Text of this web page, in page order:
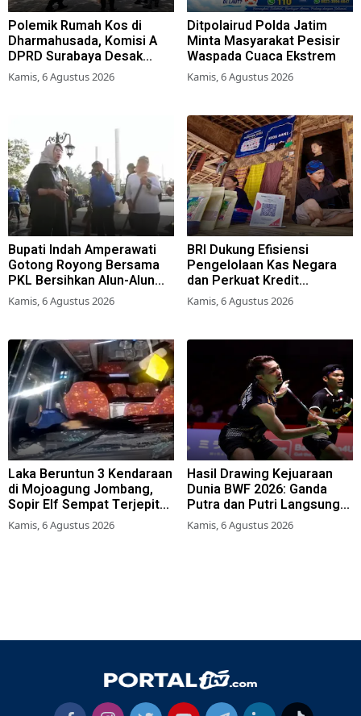
Polemik Rumah Kos di
Dharmahusada, Komisi A
DPRD Surabaya Desak
Pemkot Terbitkan Perwali
Perda Hunian Layak
Kamis, 6 Agustus 2026
Ditpolairud Polda Jatim
Minta Masyarakat Pesisir
Waspada Cuaca Ekstrem
Kamis, 6 Agustus 2026
Bupati Indah Amperawati
Gotong Royong Bersama
PKL Bersihkan Alun-Alun
Lumajang
Kamis, 6 Agustus 2026
BRI Dukung Efisiensi
Pengelolaan Kas Negara
dan Perkuat Kredit
Berkualitas demi Dongkrak
Sektor Riil
Kamis, 6 Agustus 2026
Laka Beruntun 3 Kendaraan
di Mojoagung Jombang,
Sopir Elf Sempat Terjepit
Kemudi
Kamis, 6 Agustus 2026
Hasil Drawing Kejuaraan
Dunia BWF 2026: Ganda
Putra dan Putri Langsung
Lolos Babak Kedua, 6 Wakil
Bertarung dari Awal
Kamis, 6 Agustus 2026